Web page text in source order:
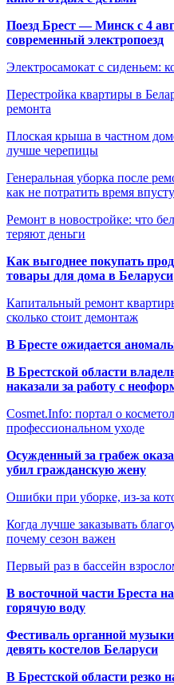
Поезд Брест — Минск с 4
современный электропоезд
Электросамокат с сиденьем:
Перестройка квартиры в
ремонта
Плоская крыша в частном
лучше черепицы
Генеральная уборка после
как не потратить время
Ремонт в новостройке: что
теряют деньги
Как выгоднее покупать
товары для дома в Беларуси
Капитальный ремонт
сколько стоит демонтаж
В Бресте ожидается
В Брестской области
наказали за работу с
Cosmet.Info: портал о
профессиональном уходе
Осужденный за грабеж
убил гражданскую жену
Ошибки при уборке, из-за
Когда лучше заказывать
почему сезон важен
Первый раз в бассейн
В восточной части Бреста
горячую воду
Фестиваль органной
девять костелов Беларуси
В Брестской области